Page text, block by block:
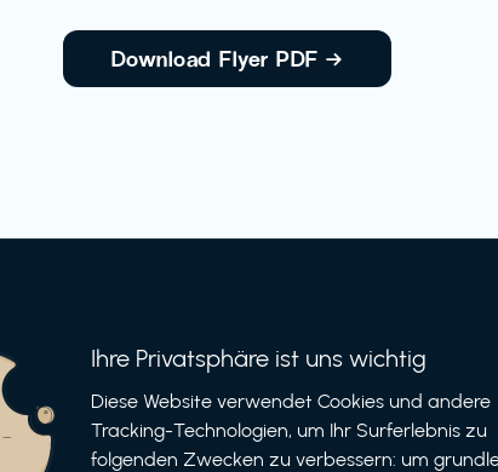
Download Flyer PDF →
Informationen
Für Unternehmen
Bewerben
als Unternehmen
Ihre Privatsphäre ist uns wichtig
Diese Website verwendet Cookies und andere
Tracking-Technologien, um Ihr Surferlebnis zu
folgenden Zwecken zu verbessern: um